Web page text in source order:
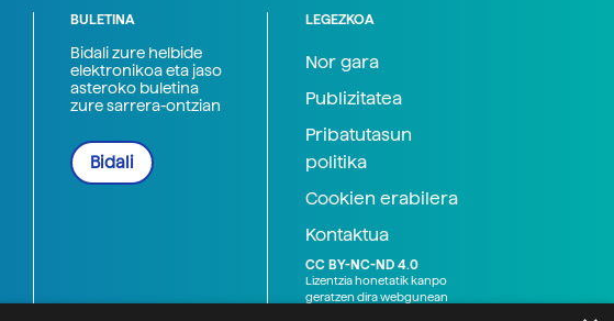
BULETINA
Bidali zure helbide
elektronikoa eta jaso
asteroko buletina
zure sarrera-ontzian
Bidali
LEGEZKOA
Nor gara
Publizitatea
Pribatutasun
politika
Cookien erabilera
Kontaktua
CC BY-NC-ND 4.0
Lizentzia honetatik kanpo
geratzen dira webgunean